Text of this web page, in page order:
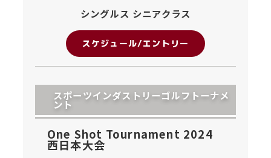
シングルス シニアクラス
スケジュール/エントリー
スポーツインダストリーゴルフトーナメ
ント
One Shot Tournament 2024
西日本大会